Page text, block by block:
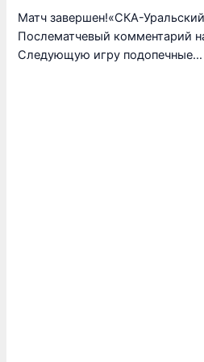
Матч завершен!«СКА-
Послематчевый комментарий
Следующую игру подопечные…